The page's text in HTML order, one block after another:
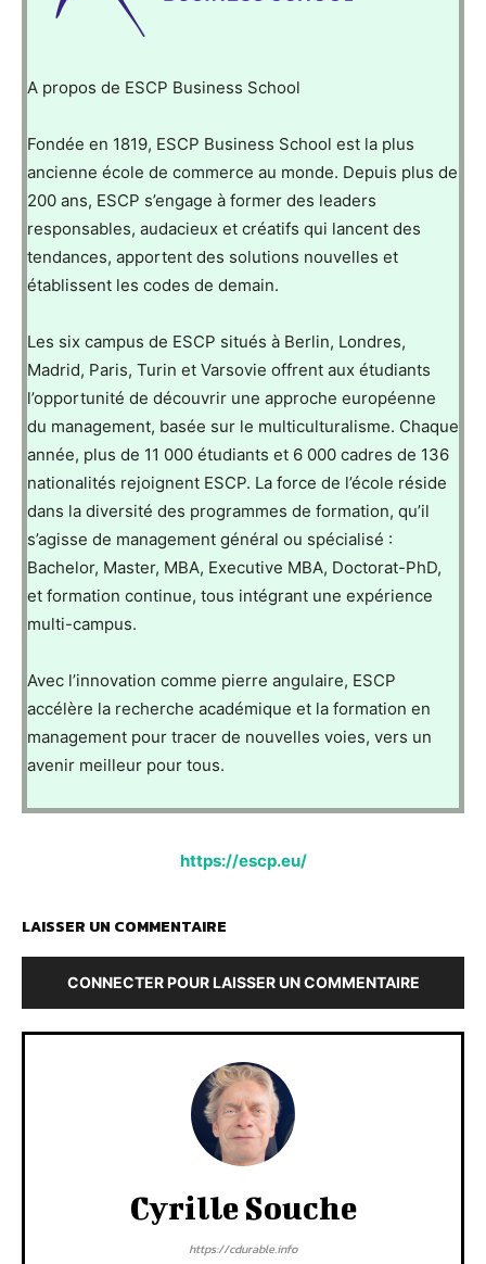
A propos de ESCP Business School
Fondée en 1819, ESCP Business School est la plus
ancienne école de commerce au monde. Depuis plus de
200 ans, ESCP s’engage à former des leaders
responsables, audacieux et créatifs qui lancent des
tendances, apportent des solutions nouvelles et
établissent les codes de demain.
Les six campus de ESCP situés à Berlin, Londres,
Madrid, Paris, Turin et Varsovie offrent aux étudiants
l’opportunité de découvrir une approche européenne
du management, basée sur le multiculturalisme. Chaque
année, plus de 11 000 étudiants et 6 000 cadres de 136
nationalités rejoignent ESCP. La force de l’école réside
dans la diversité des programmes de formation, qu’il
s’agisse de management général ou spécialisé :
Bachelor, Master, MBA, Executive MBA, Doctorat-PhD,
et formation continue, tous intégrant une expérience
multi-campus.
Avec l’innovation comme pierre angulaire, ESCP
accélère la recherche académique et la formation en
management pour tracer de nouvelles voies, vers un
avenir meilleur pour tous.
https://escp.eu/
LAISSER UN COMMENTAIRE
CONNECTER POUR LAISSER UN COMMENTAIRE
Cyrille Souche
https://cdurable.info